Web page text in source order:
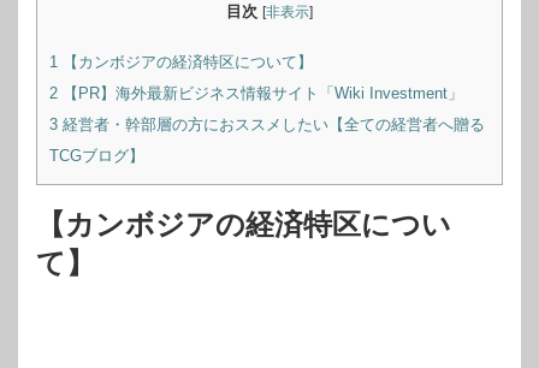
目次 [非表示]
1 【カンボジアの経済特区について】
2 【PR】海外最新ビジネス情報サイト「Wiki Investment」
3 経営者・幹部層の方におススメしたい【全ての経営者へ贈る
TCGブログ】
【カンボジアの経済特区につい
て】